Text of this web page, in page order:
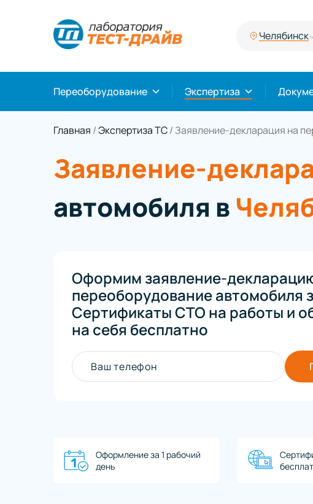
Челябинск
Переоборудование Экспертиза
Главная /Экспертиза ТС/ Заявление-декларация на
Заявление-
автомобиля в
Оформим заявление-
переоборудование автомобиля
Сертификаты СТО на работы и
на себя бесплатно
Ваш телефон
Оформление за 1 рабочий
день